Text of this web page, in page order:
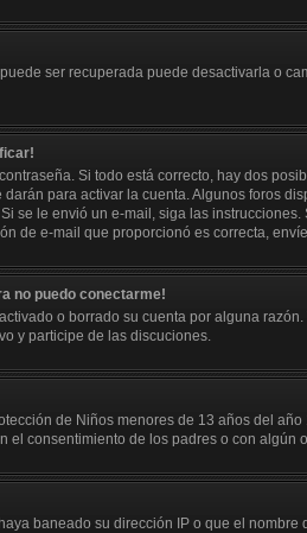
ser recuperada puede desactivarla o
Si todo está correcto, hay dos
para activar la cuenta. Algunos foros
se le envió un e-mail, siga las
de e-mail que proporcionó es correcta,
no puedo conectarme!
o borrado su cuenta por alguna
y participe de las discuciones.
de Niños menores de 13 años del
el consentimiento de los padres o con
baneado su dirección IP o que el